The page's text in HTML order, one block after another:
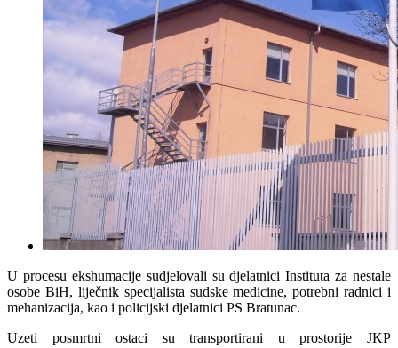
U procesu ekshumacije sudjelovali su djelatnici Instituta za nestale
osobe BiH, liječnik specijalista sudske medicine, potrebni radnici i
mehanizacija, kao i policijski djelatnici PS Bratunac.
Uzeti posmrtni ostaci su transportirani u prostorije JKP